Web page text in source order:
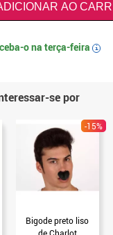
AO
o na terça-feira i
se por
-15%
Bigode preto liso